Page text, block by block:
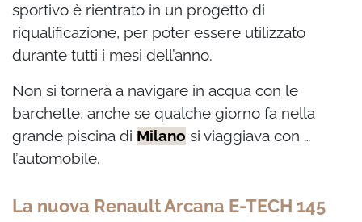
sportivo è rientrato in un progetto di
riqualificazione, per poter essere utilizzato
durante tutti i mesi dell’anno.
Non si tornerà a navigare in acqua con le
barchette, anche se qualche giorno fa nella
grande piscina di Milano si viaggiava con …
l’automobile.
La nuova Renault Arcana E-TECH 145